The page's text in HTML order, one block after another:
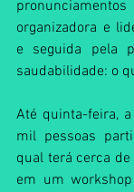
organizadora e
e seguida pela
saudabilidade: o
Até quinta-feira,
mil pessoas
qual terá cerca
em um